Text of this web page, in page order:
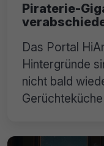
Piraterie-
Das Portal
Hintergründe
nicht bald